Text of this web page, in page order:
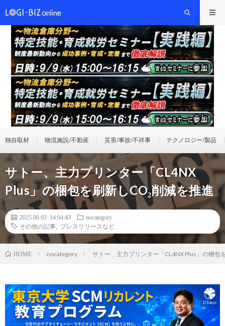
独自取材 物流施設/不動産 災害/事故/不祥事 テクノロジー/製品
サトー、主力プリンター「CL4NX
Plus」の梱包を刷新しCO₂削減を推進
2025.06.03 14:04:43
nocategory
その他の記事
プレスリリースなど
HOME nocategory サトー、主力プリンター「CL4NX Plus」の梱包